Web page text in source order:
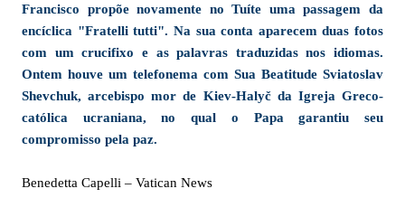
Francisco propõe novamente no Tuíte uma passagem da
encíclica "Fratelli tutti". Na sua conta aparecem duas fotos
com um crucifixo e as palavras traduzidas nos idiomas.
Ontem houve um telefonema com Sua Beatitude Sviatoslav
Shevchuk, arcebispo mor de Kiev-Halyč da Igreja Greco-
católica ucraniana, no qual o Papa garantiu seu
compromisso pela paz.
Benedetta Capelli – Vatican News